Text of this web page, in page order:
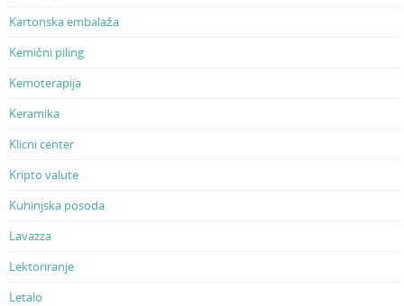
Kartonska embalaža
Kemični piling
Kemoterapija
Keramika
Klicni center
Kripto valute
Kuhinjska posoda
Lavazza
Lektoriranje
Letalo